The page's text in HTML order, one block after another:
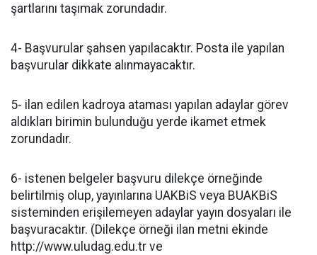
şartlarını taşımak zorundadır.
4- Başvurular şahsen yapılacaktır. Posta ile yapılan
başvurular dikkate alınmayacaktır.
5- ilan edilen kadroya ataması yapılan adaylar görev
aldıkları birimin bulunduğu yerde ikamet etmek
zorundadır.
6- istenen belgeler başvuru dilekçe örneğinde
belirtilmiş olup, yayınlarına UAKBiS veya BUAKBiS
sisteminden erişilemeyen adaylar yayın dosyaları ile
başvuracaktır. (Dilekçe örneği ilan metni ekinde
http://www.uludag.edu.tr ve